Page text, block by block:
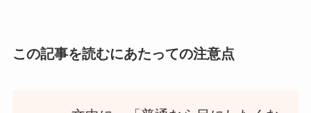
この記事を読むにあたっての注意点